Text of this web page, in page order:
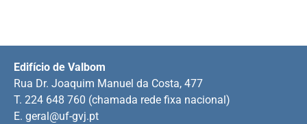
Edifício de Valbom
Rua Dr. Joaquim Manuel da Costa, 477
T. 224 648 760 (chamada rede fixa nacional)
E. geral@uf-gvj.pt